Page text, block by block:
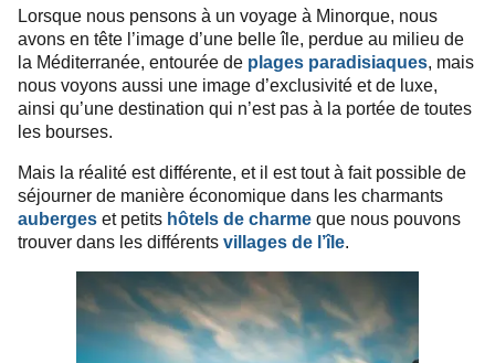
Lorsque nous pensons à un voyage à Minorque, nous
avons en tête l’image d’une belle île, perdue au milieu de
la Méditerranée, entourée de plages paradisiaques, mais
nous voyons aussi une image d’exclusivité et de luxe,
ainsi qu’une destination qui n’est pas à la portée de toutes
les bourses.
Mais la réalité est différente, et il est tout à fait possible de
séjourner de manière économique dans les charmants
auberges et petits hôtels de charme que nous pouvons
trouver dans les différents villages de l’île.